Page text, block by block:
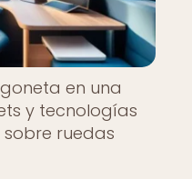
en una
y tecnologías
ruedas